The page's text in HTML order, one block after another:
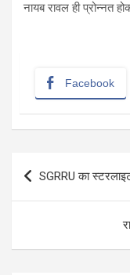
नायब रावल ही प्रोन्नत
Facebook
Post
navigation
SGRRU का